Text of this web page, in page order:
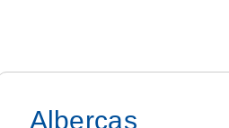
Albercas